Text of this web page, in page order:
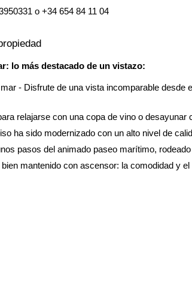
o +34 654 84 11 04
lo más destacado de un vistazo:
- Disfrute de una vista incomparable desde
relajarse con una copa de vino o desayunar
ha sido modernizado con un alto nivel de
pasos del animado paseo marítimo,
mantenido con ascensor: la comodidad y